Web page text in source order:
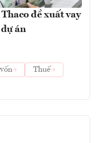
đề xuất vay
án
Thuế